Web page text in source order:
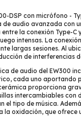
DSP con micrófono -
audio avanzada con
la conexión Type-C
intensas. La
largas sesiones. Al
de interferencias
de audio del EW300
cada uno aportando
proporciona
intercambiables
el tipo de música.
la oxidación, que